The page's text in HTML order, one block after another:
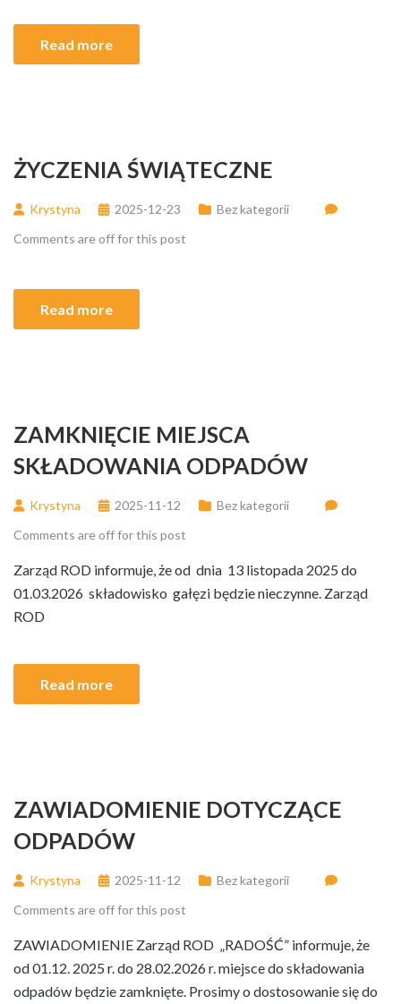
Read more
ŻYCZENIA ŚWIĄTECZNE
Krystyna 2025-12-23
Bez kategorii
Comments are off for this post
Read more
ZAMKNIĘCIE MIEJSCA
SKŁADOWANIA ODPADÓW
Krystyna 2025-11-12
Bez kategorii
Comments are off for this post
Zarząd ROD informuje, że od dnia 13 listopada 2025 do
01.03.2026 składowisko gałęzi będzie nieczynne. Zarząd
ROD
Read more
ZAWIADOMIENIE DOTYCZĄCE
ODPADÓW
Krystyna 2025-11-12
Bez kategorii
Comments are off for this post
ZAWIADOMIENIE Zarząd ROD „RADOŚĆ” informuje, że
od 01.12. 2025 r. do 28.02.2026 r. miejsce do składowania
odpadów będzie zamknięte. Prosimy o dostosowanie się do